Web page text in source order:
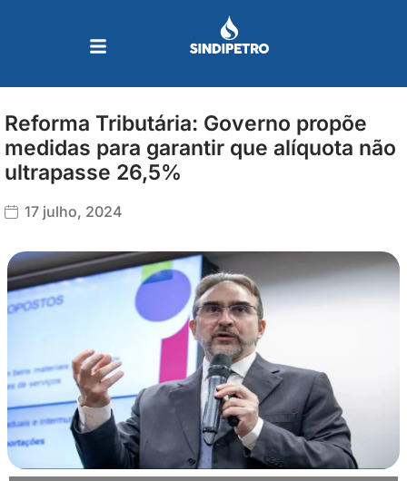
Reforma Tributária: Governo propõe
medidas para garantir que alíquota não
ultrapasse 26,5%
17 julho, 2024